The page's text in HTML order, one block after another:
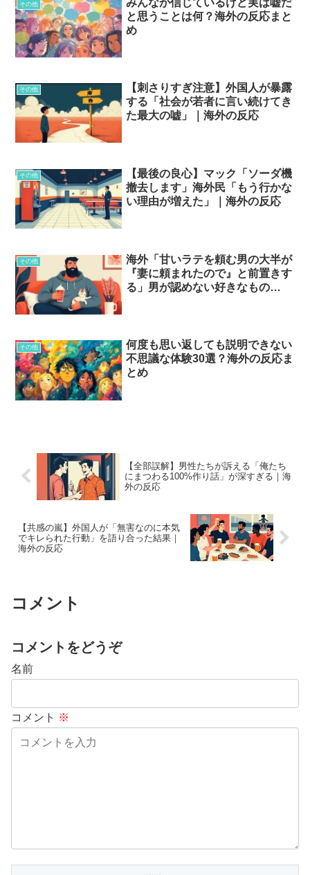
その他
と思うことは何？海外の反応まと
め
その他
【刺さりすぎ注意】外国人が暴露
する「社会が若者に言い続けてき
た最大の嘘」｜海外の反応
その他
【最後の良心】マック「ソーダ機
撤去します」海外民「もう行かな
い理由が増えた」｜海外の反応
その他
海外「甘いラテを頼む男の大半が
『妻に頼まれたので』と前置きす
る」男が認めない好きなもの…
その他
何度も思い返しても説明できない
不思議な体験30選？海外の反応ま
とめ
【全部誤解】男性たちが訴える「俺たち
にまつわる100%作り話」が深すぎる｜海
外の反応
【共感の嵐】外国人が「無害なのに本気
でキレられた行動」を語り合った結果｜
海外の反応
コメント
コメントをどうぞ
名前
コメント ※